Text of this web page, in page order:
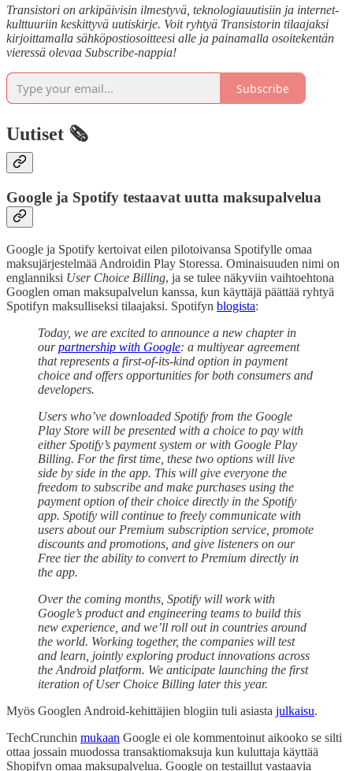
Transistori on arkipäivisin ilmestyvä, teknologiauutisiin ja internet-
kulttuuriin keskittyvä uutiskirje. Voit ryhtyä Transistorin tilaajaksi
kirjoittamalla sähköpostiosoitteesi alle ja painamalla osoitekentän
vieressä olevaa Subscribe-nappia!
Subscribe
Uutiset 🗞️
Google ja Spotify testaavat uutta maksupalvelua
Google ja Spotify kertoivat eilen pilotoivansa Spotifylle omaa
maksujärjestelmää Androidin Play Storessa. Ominaisuuden nimi on
englanniksi User Choice Billing, ja se tulee näkyviin vaihtoehtona
Googlen oman maksupalvelun kanssa, kun käyttäjä päättää ryhtyä
Spotifyn maksulliseksi tilaajaksi. Spotifyn blogista:
Today, we are excited to announce a new chapter in
ourpartnership with Google: a multiyear agreement
that represents a first-of-its-kind option in payment
choice and offers opportunities for both consumers and
developers.
Users who’ve downloaded Spotify from the Google
Play Store will be presented with a choice to pay with
either Spotify’s payment system or with Google Play
Billing. For the first time, these two options will live
side by side in the app. This will give everyone the
freedom to subscribe and make purchases using the
payment option of their choice directly in the Spotify
app. Spotify will continue to freely communicate with
users about our Premium subscription service, promote
discounts and promotions, and give listeners on our
Free tier the ability to convert to Premium directly in
the app.
Over the coming months, Spotify will work with
Google’s product and engineering teams to build this
new experience, and we’ll roll out in countries around
the world. Working together, the companies will test
and learn, jointly exploring product innovations across
the Android platform. We anticipate launching the first
iteration of User Choice Billing later this year.
Myös Googlen Android-kehittäjien blogiin tuli asiasta julkaisu.
TechCrunchin mukaan Google ei ole kommentoinut aikooko se silti
ottaa jossain muodossa transaktiomaksuja kun kuluttaja käyttää
Shopifyn omaa maksupalvelua. Google on testaillut vastaavia